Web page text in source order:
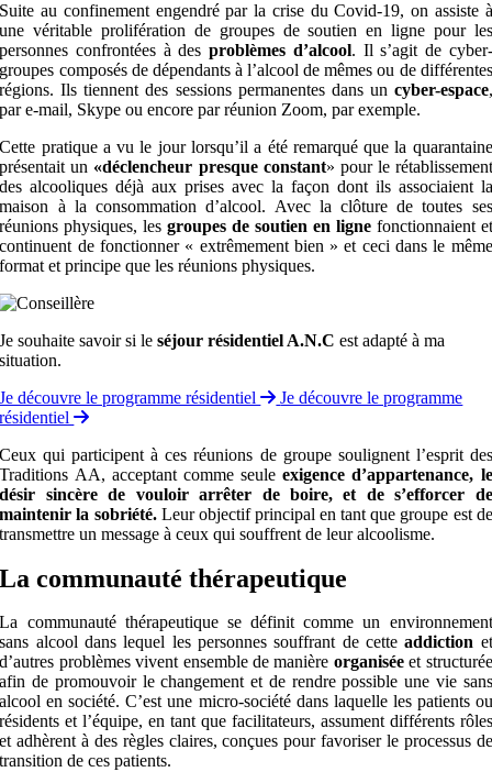
Suite au confinement engendré par la crise du Covid-19, on assiste à
une véritable prolifération de groupes de soutien en ligne pour les
personnes confrontées à des problèmes d’alcool. Il s’agit de cyber-
groupes composés de dépendants à l’alcool de mêmes ou de différentes
régions. Ils tiennent des sessions permanentes dans un cyber-espace,
par e-mail, Skype ou encore par réunion Zoom, par exemple.
Cette pratique a vu le jour lorsqu’il a été remarqué que la quarantaine
présentait un «déclencheur presque constant» pour le rétablissement
des alcooliques déjà aux prises avec la façon dont ils associaient la
maison à la consommation d’alcool. Avec la clôture de toutes ses
réunions physiques, les groupes de soutien en ligne fonctionnaient et
continuent de fonctionner « extrêmement bien » et ceci dans le même
format et principe que les réunions physiques.
Je souhaite savoir si leséjour résidentiel A.N.C est adapté à ma
situation.
Je découvre le programme résidentiel
Je découvre le programme
résidentiel
Ceux qui participent à ces réunions de groupe soulignent l’esprit des
Traditions AA, acceptant comme seuleexigence d’appartenance, le
désir sincère de vouloir arrêter de boire, et de s’efforcer de
maintenir la sobriété. Leur objectif principal en tant que groupe est de
transmettre un message à ceux qui souffrent de leur alcoolisme.
La communauté thérapeutique
La communauté thérapeutique se définit comme un environnement
sans alcool dans lequel les personnes souffrant de cette addiction et
d’autres problèmes vivent ensemble de manière organiséeet structurée
afin de promouvoir le changement et de rendre possible une vie sans
alcool en société.C’est une micro-société dans laquelle les patients ou
résidents et l’équipe, en tant que facilitateurs, assument différents rôles
et adhèrent à des règles claires, conçues pour favoriser le processus de
transition de ces patients.